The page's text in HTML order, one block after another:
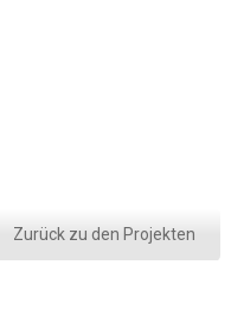
Zurück zu den Projekten